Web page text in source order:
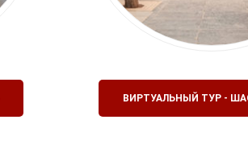
ВИРТУАЛЬНЫЙ ТУР -